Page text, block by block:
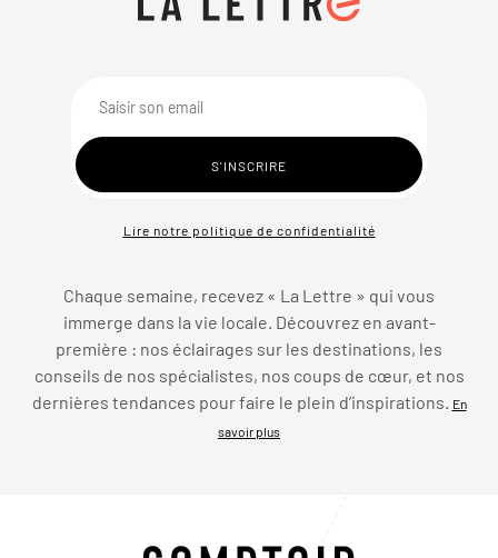
Lire notre politique de confidentialité
Chaque semaine, recevez « La Lettre » qui vous
immerge dans la vie locale. Découvrez en avant-
première : nos éclairages sur les destinations, les
conseils de nos spécialistes, nos coups de cœur, et nos
dernières tendances pour faire le plein d’inspirations.
En
savoir plus